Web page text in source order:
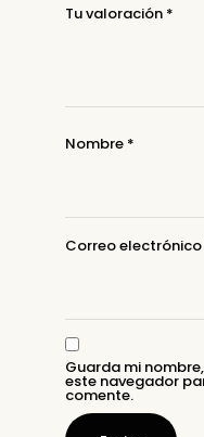
Tu valoración *
Nombre *
Correo electrónico
Guarda mi
este navegador
comente.